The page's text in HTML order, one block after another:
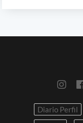
Diario Perfil